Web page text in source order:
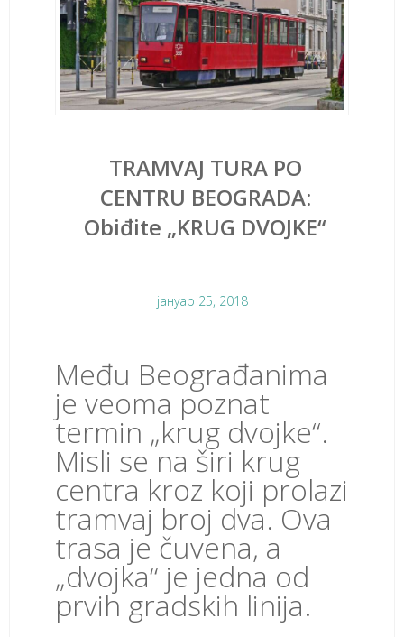
TRAMVAJ TURA PO
CENTRU BEOGRADA:
Obiđite „KRUG DVOJKE“
јануар 25, 2018
Među Beograđanima
je veoma poznat
termin „krug dvojke“.
Misli se na širi krug
centra kroz koji prolazi
tramvaj broj dva. Ova
trasa je čuvena, a
„dvojka“ je jedna od
prvih gradskih linija.